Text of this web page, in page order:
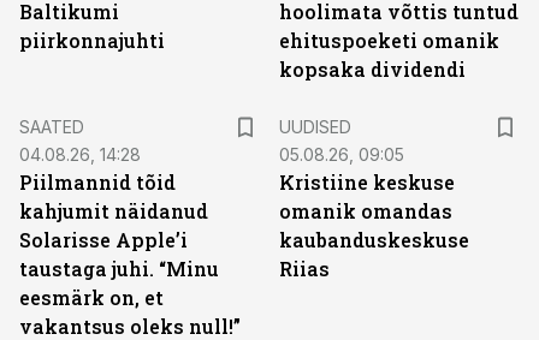
Baltikumi
piirkonnajuhti
hoolimata võttis tuntud
ehituspoeketi omanik
kopsaka dividendi
SAATED
04.08.26, 14:28
Piilmannid tõid
kahjumit näidanud
Solarisse Apple’i
taustaga juhi. “Minu
eesmärk on, et
vakantsus oleks null!”
UUDISED
05.08.26, 09:05
Kristiine keskuse
omanik omandas
kaubanduskeskuse
Riias